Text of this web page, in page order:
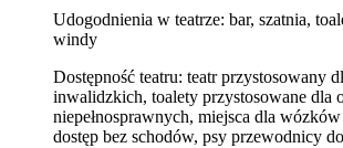
Udogodnienia w teatrze: bar, szatnia,
windy
Dostępność teatru: teatr przystosowany
inwalidzkich, toalety przystosowane dla
niepełnosprawnych, miejsca dla
dostęp bez schodów, psy przewodnicy